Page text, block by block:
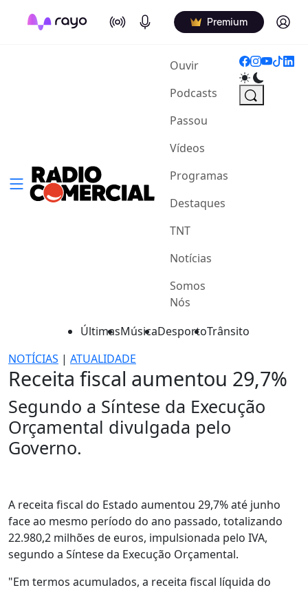
On Air Podcasts Premium Log in
Ouvir(current)
Podcasts
Passou
Vídeos
Programas
Destaques
TNT
Notícias
Somos
Nós
ÚltimasMúsicaDesportoTrânsito
NOTÍCIAS | ATUALIDADE
Receita fiscal aumentou 29,7%
Segundo a Síntese da Execução
Orçamental divulgada pelo
Governo.
A receita fiscal do Estado aumentou 29,7% até junho
face ao mesmo período do ano passado, totalizando
22.980,2 milhões de euros, impulsionada pelo IVA,
segundo a Síntese da Execução Orçamental.
"Em termos acumulados, a receita fiscal líquida do